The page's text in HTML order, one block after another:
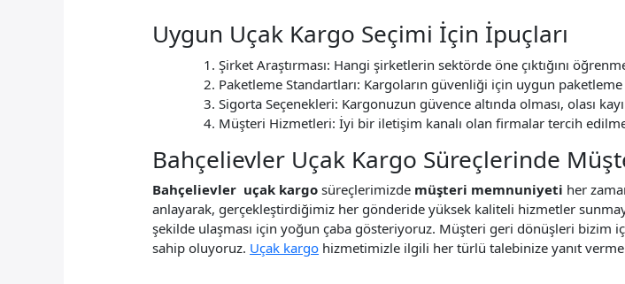
Uygun Uçak Kargo Seçimi İçin İpuçları
Şirket Araştırması: Hangi şirketlerin sektörde öne çıktığını
Paketleme Standartları: Kargoların güvenliği için uygun paketleme
Sigorta Seçenekleri: Kargonuzun güvence altında olması, olası
Müşteri Hizmetleri: İyi bir iletişim kanalı olan firmalar tercih
Bahçelievler Uçak Kargo Süreçlerinde
Bahçelievler uçak kargo süreçlerimizde müşteri memnuniyeti her
anlayarak, gerçekleştirdiğimiz her gönderide yüksek kaliteli hizmetler
şekilde ulaşması için yoğun çaba gösteriyoruz. Müşteri geri dönüşleri bizim
sahip oluyoruz. Uçak kargo hizmetimizle ilgili her türlü talebinize yanıt